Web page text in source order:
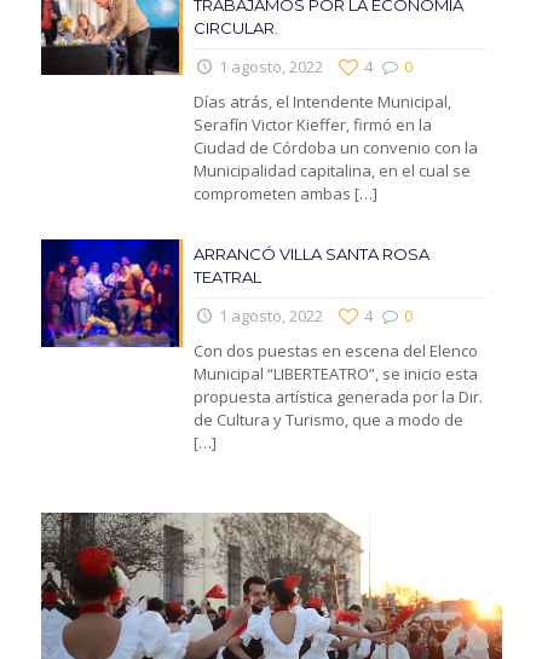
TRABAJAMOS POR LA ECONOMIA
CIRCULAR.
1 agosto, 2022 0
4
Días atrás, el Intendente Municipal,
Serafín Victor Kieffer, firmó en la
Ciudad de Córdoba un convenio con la
Municipalidad capitalina, en el cual se
comprometen ambas […]
ARRANCÓ VILLA SANTA ROSA
TEATRAL
1 agosto, 2022 0
4
Con dos puestas en escena del Elenco
Municipal “LIBERTEATRO”, se inicio esta
propuesta artística generada por la Dir.
de Cultura y Turismo, que a modo de
[…]